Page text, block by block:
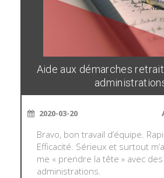
Aide aux démarches
2020-03-20
Bravo, bon travail d’équipe.
Efficacité. Sérieux et surtout
me « prendre la tête » avec des
administrations.